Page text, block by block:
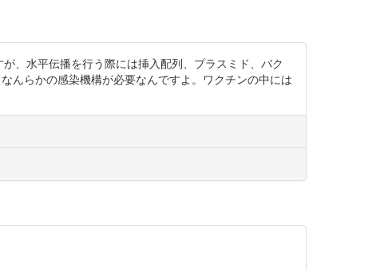
、水平伝播を行う際には挿入配列、プラスミド、バク
んらかの感染機構が必要なんですよ。ワクチンの中には